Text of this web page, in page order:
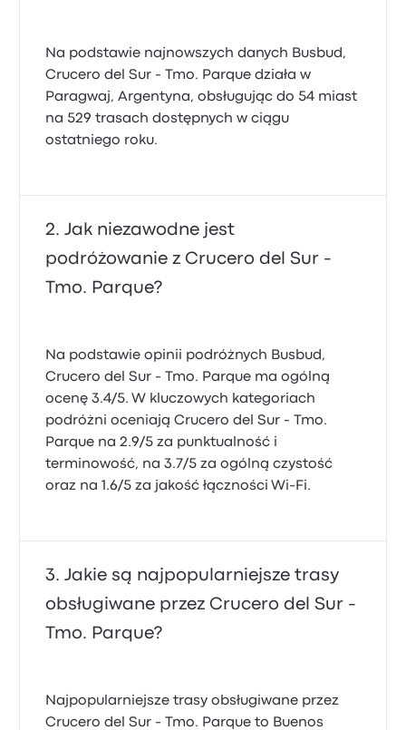
Na podstawie najnowszych danych Busbud,
Crucero del Sur - Tmo. Parque działa w
Paragwaj, Argentyna, obsługując do 54 miast
na 529 trasach dostępnych w ciągu
ostatniego roku.
Jak niezawodne jest
podróżowanie z Crucero del Sur -
Tmo. Parque?
Na podstawie opinii podróżnych Busbud,
Crucero del Sur - Tmo. Parque ma ogólną
ocenę 3.4/5. W kluczowych kategoriach
podróżni oceniają Crucero del Sur - Tmo.
Parque na 2.9/5 za punktualność i
terminowość, na 3.7/5 za ogólną czystość
oraz na 1.6/5 za jakość łączności Wi-Fi.
Jakie są najpopularniejsze trasy
obsługiwane przez Crucero del Sur -
Tmo. Parque?
Najpopularniejsze trasy obsługiwane przez
Crucero del Sur - Tmo. Parque to Buenos